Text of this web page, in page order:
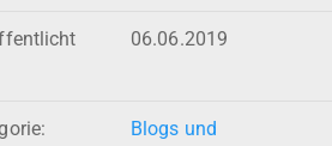
06.06.2019
Blogs und